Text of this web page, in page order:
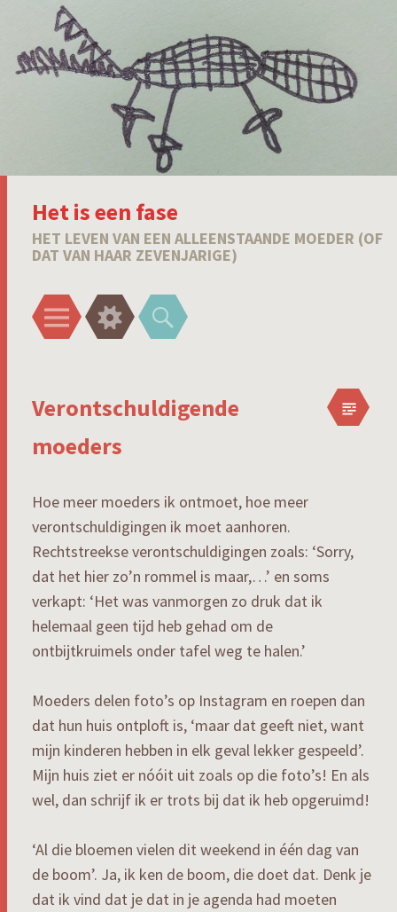
Het is een fase
HET LEVEN VAN EEN ALLEENSTAANDE MOEDER (OF
DAT VAN HAAR ZEVENJARIGE)
Menu Widgets Zoeken
Verontschuldigende
moeders
Hoe meer moeders ik ontmoet, hoe meer
verontschuldigingen ik moet aanhoren.
Rechtstreekse verontschuldigingen zoals: ‘Sorry,
dat het hier zo’n rommel is maar,…’ en soms
verkapt: ‘Het was vanmorgen zo druk dat ik
helemaal geen tijd heb gehad om de
ontbijtkruimels onder tafel weg te halen.’
Moeders delen foto’s op Instagram en roepen dan
dat hun huis ontploft is, ‘maar dat geeft niet, want
mijn kinderen hebben in elk geval lekker gespeeld’.
Mijn huis ziet er nóóit uit zoals op die foto’s! En als
wel, dan schrijf ik er trots bij dat ik heb opgeruimd!
‘Al die bloemen vielen dit weekend in één dag van
de boom’. Ja, ik ken de boom, die doet dat. Denk je
dat ik vind dat je dat in je agenda had moeten